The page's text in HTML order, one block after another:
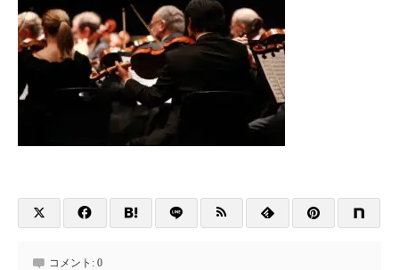
コメント: 0